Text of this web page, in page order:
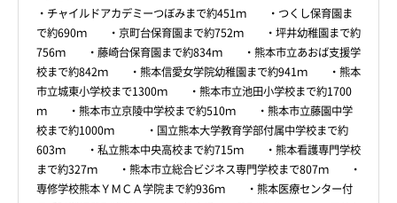
・チャイルドアカデミーつぼみまで約451ｍ ・つくし保育園ま
で約690ｍ ・京町台保育園まで約752ｍ ・坪井幼稚園まで約
756ｍ ・藤崎台保育園まで約834ｍ ・熊本市立あおば支援学
校まで約842ｍ ・熊本信愛女学院幼稚園まで約941ｍ ・熊本
市立城東小学校まで1300ｍ ・熊本市立池田小学校まで約1700
ｍ ・熊本市立京陵中学校まで約510ｍ ・熊本市立藤園中学
校まで約1000ｍ ・国立熊本大学教育学部付属中学校まで約
603ｍ ・私立熊本中央高校まで約715ｍ ・熊本看護専門学校
まで約327ｍ ・熊本市立総合ビジネス専門学校まで807ｍ ・
専修学校熊本ＹＭＣＡ学院まで約936ｍ ・熊本医療センター付